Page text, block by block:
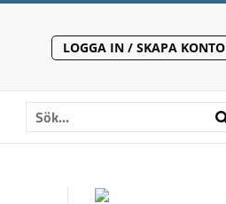
LOGGA IN / SKAPA KONTO